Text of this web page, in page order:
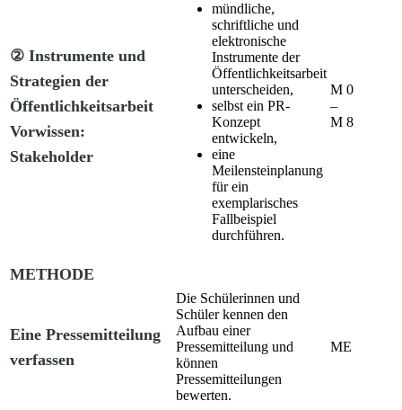
② Instrumente und
Strategien der
Öffentlichkeitsarbeit
Vorwissen:
Stakeholder
mündliche,
schriftliche und
elektronische
Instrumente der
Öffentlichkeitsarbeit
unterscheiden,
selbst ein PR-
Konzept
entwickeln,
eine
Meilensteinplanung
für ein
exemplarisches
Fallbeispiel
durchführen.
M 0
–
M 8
METHODE
Eine Pressemitteilung
verfassen
Die Schülerinnen und
Schüler kennen den
Aufbau einer
Pressemitteilung und
können
Pressemitteilungen
bewerten.
ME